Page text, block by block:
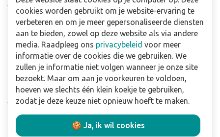
Verkooppunten
Nieuwsbrief
Zakelijk
Downloads
Privacy policy
Algemene & voorwaarden
Disclaimer
cookies worden gebruikt om je website-ervaring te
verbeteren en om je meer gepersonaliseerde diensten
aan te bieden, zowel op deze website als via andere
media. Raadpleeg ons privacybeleid voor meer
informatie over de cookies die we gebruiken. We
zullen je informatie niet volgen wanneer je onze site
bezoekt. Maar om aan je voorkeuren te voldoen,
hoeven we slechts één klein koekje te gebruiken,
zodat je deze keuze niet opnieuw hoeft te maken.
🍪 Ja, ik wil cookies